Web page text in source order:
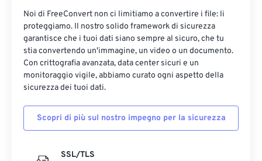
Noi di FreeConvert non ci limitiamo a convertire i file: li
proteggiamo. Il nostro solido framework di sicurezza
garantisce che i tuoi dati siano sempre al sicuro, che tu
stia convertendo un'immagine, un video o un documento.
Con crittografia avanzata, data center sicuri e un
monitoraggio vigile, abbiamo curato ogni aspetto della
sicurezza dei tuoi dati.
Scopri di più sul nostro impegno per la sicurezza
SSL/TLS